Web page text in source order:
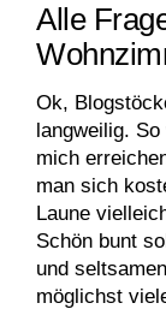
Alle
Ok,
langweilig.
mich
man sich
Laune
Schön bunt
und
möglichst